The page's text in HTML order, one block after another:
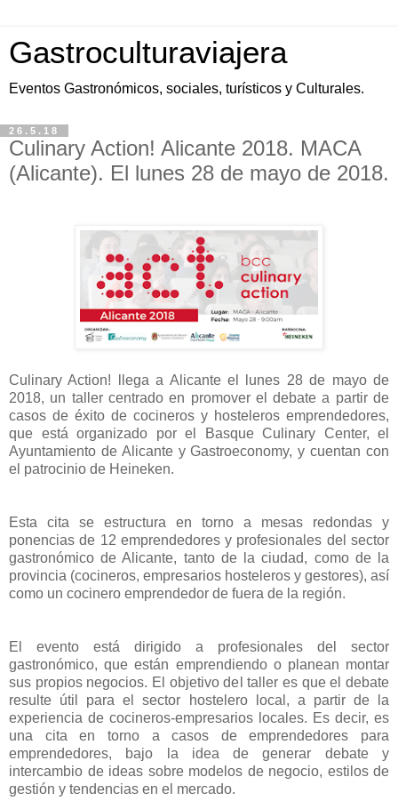
Gastroculturaviajera
Eventos Gastronómicos, sociales, turísticos y Culturales.
26.5.18
Culinary Action! Alicante 2018. MACA
(Alicante). El lunes 28 de mayo de 2018.
Culinary Action! llega a Alicante el lunes 28 de mayo de
2018, un taller centrado en promover el debate a partir de
casos de éxito de cocineros y hosteleros emprendedores,
que está organizado por el Basque Culinary Center, el
Ayuntamiento de Alicante y Gastroeconomy, y cuentan con
el patrocinio de Heineken.
Esta cita se estructura en torno a mesas redondas y
ponencias de 12 emprendedores y profesionales del sector
gastronómico de Alicante, tanto de la ciudad, como de la
provincia (cocineros, empresarios hosteleros y gestores), así
como un cocinero emprendedor de fuera de la región.
El evento está dirigido a profesionales del sector
gastronómico, que están emprendiendo o planean montar
sus propios negocios. El objetivo del taller es que el debate
resulte útil para el sector hostelero local, a partir de la
experiencia de cocineros-empresarios locales. Es decir, es
una cita en torno a casos de emprendedores para
emprendedores, bajo la idea de generar debate y
intercambio de ideas sobre modelos de negocio, estilos de
gestión y tendencias en el mercado.